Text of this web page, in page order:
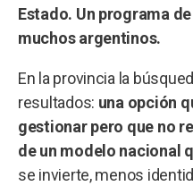
Estado. Un programa
muchos argentinos.
En la provincia la
resultados: una opción
gestionar pero que no
de un modelo nacional
se invierte, menos